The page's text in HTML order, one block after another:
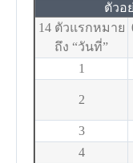
ตัวอ
14 ตัวแรกหมาย
ถึง “วันที่”
1
2
3
4